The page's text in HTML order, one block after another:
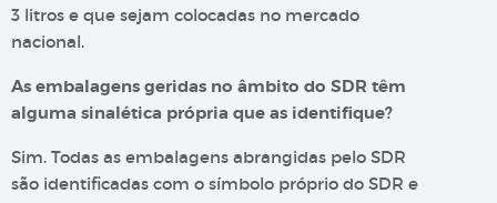
3 litros e que sejam colocadas no mercado
nacional.
As embalagens geridas no âmbito do SDR têm
alguma sinalética própria que as identifique?
Sim. Todas as embalagens abrangidas pelo SDR
são identificadas com o símbolo próprio do SDR e